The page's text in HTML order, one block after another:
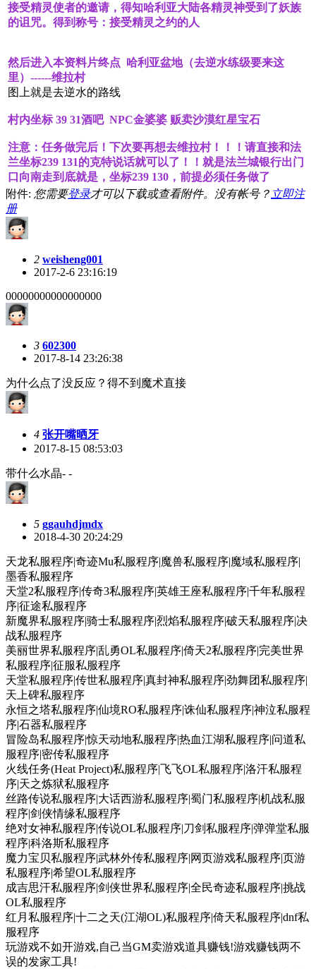
接受精灵使者的邀请，得知哈利亚大陆各精灵神受到了妖族
的诅咒。得到称号：接受精灵之约的人
然后进入本资料片终点 哈利亚盆地（去逆水练级要来这
里）------维拉村
图上就是去逆水的路线
村内坐标 39 31酒吧 NPC金婆婆 贩卖沙漠红星宝石
注意：任务做完后！下次要再想去维拉村！！！请直接和法
兰坐标239 131的克特说话就可以了！！就是法兰城银行出门
口向南走到底就是，坐标239 130，前提必须任务做了
附件: 您需要登录才可以下载或查看附件。没有帐号？ 立即注
册
2 weisheng001
2017-2-6 23:16:19
00000000000000000
3 602300
2017-8-14 23:26:38
为什么点了没反应？得不到魔术直接
4 张开嘴晒牙
2017-8-15 08:53:03
带什么水晶- -
5 ggauhdjmdx
2018-4-30 20:24:29
天龙私服程序|奇迹Mu私服程序|魔兽私服程序|魔域私服程序|
墨香私服程序
天堂2私服程序|传奇3私服程序|英雄王座私服程序|千年私服程
序|征途私服程序
新魔界私服程序|骑士私服程序|烈焰私服程序|破天私服程序|决
战私服程序
美丽世界私服程序|乱勇OL私服程序|倚天2私服程序|完美世界
私服程序|征服私服程序
天堂私服程序|传世私服程序|真封神私服程序|劲舞团私服程序|
天上碑私服程序
永恒之塔私服程序|仙境RO私服程序|诛仙私服程序|神泣私服程
序|石器私服程序
冒险岛私服程序|惊天动地私服程序|热血江湖私服程序|问道私
服程序|密传私服程序
火线任务(Heat Project)私服程序|飞飞OL私服程序|洛汗私服程
序|天之炼狱私服程序
丝路传说私服程序|大话西游私服程序|蜀门私服程序|机战私服
程序|剑侠情缘私服程序
绝对女神私服程序|传说OL私服程序|刀剑私服程序|弹弹堂私服
程序|科洛斯私服程序
魔力宝贝私服程序|武林外传私服程序|网页游戏私服程序|页游
私服程序|希望OL私服程序
成吉思汗私服程序|剑侠世界私服程序|全民奇迹私服程序|挑战
OL私服程序
红月私服程序|十二之天(江湖OL)私服程序|倚天私服程序|dnf私
服程序
玩游戏不如开游戏,自己当GM卖游戏道具赚钱!游戏赚钱两不
误的发家工具!